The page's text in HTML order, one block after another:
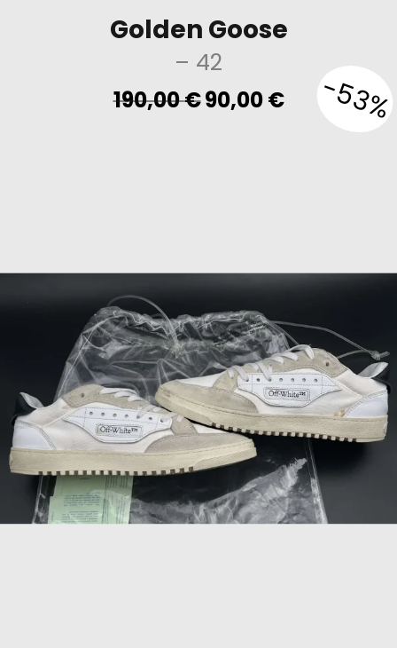
Golden Goose
– 42
190,00€ Original
price
90,00€Current-53%